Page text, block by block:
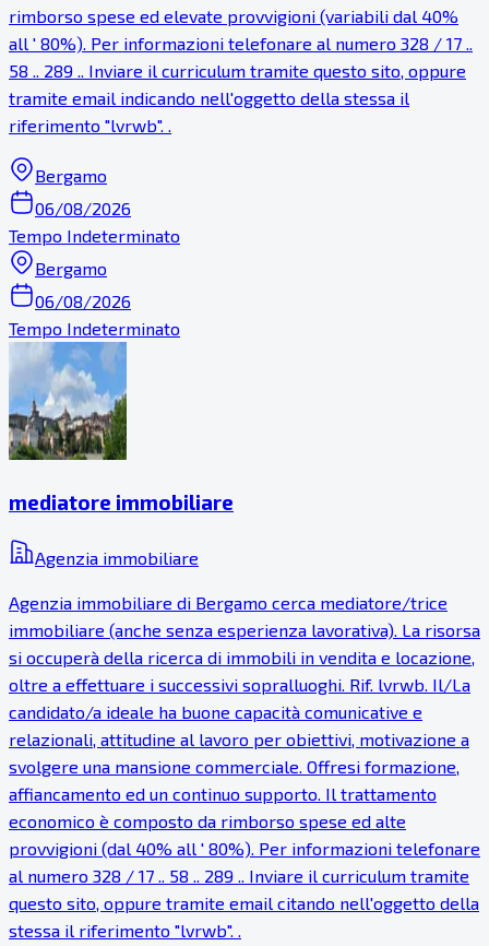
rimborso spese ed elevate provvigioni (variabili dal 40%
all ' 80%). Per informazioni telefonare al numero 328 / 17 ..
58 .. 289 .. Inviare il curriculum tramite questo sito, oppure
tramite email indicando nell'oggetto della stessa il
riferimento "lvrwb". .
Bergamo
06/08/2026
Tempo Indeterminato
Bergamo
06/08/2026
Tempo Indeterminato
mediatore immobiliare
Agenzia immobiliare
Agenzia immobiliare di Bergamo cerca mediatore/trice
immobiliare (anche senza esperienza lavorativa). La risorsa
si occuperà della ricerca di immobili in vendita e locazione,
oltre a effettuare i successivi sopralluoghi. Rif. lvrwb. Il/La
candidato/a ideale ha buone capacità comunicative e
relazionali, attitudine al lavoro per obiettivi, motivazione a
svolgere una mansione commerciale. Offresi formazione,
affiancamento ed un continuo supporto. Il trattamento
economico è composto da rimborso spese ed alte
provvigioni (dal 40% all ' 80%). Per informazioni telefonare
al numero 328 / 17 .. 58 .. 289 .. Inviare il curriculum tramite
questo sito, oppure tramite email citando nell'oggetto della
stessa il riferimento "lvrwb". .